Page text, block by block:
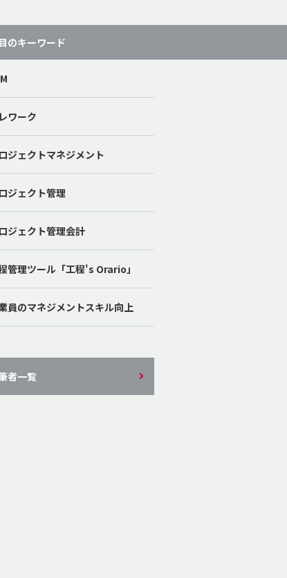
のキーワード
ワーク
ジェクトマネジメント
ジェクト管理
ジェクト管理会計
管理ツール「工程's Orario」
員のマネジメントスキル向上
者一覧